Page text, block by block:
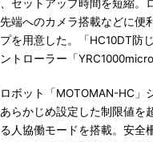
セットアップ時間を短縮。
端へのカメラ搭載などに便
を用意した。「HC10DT防
トローラー「
ボット「MOTOMAN-HC」
らかじめ設定した制限値を
人協働モードを搭載。安全